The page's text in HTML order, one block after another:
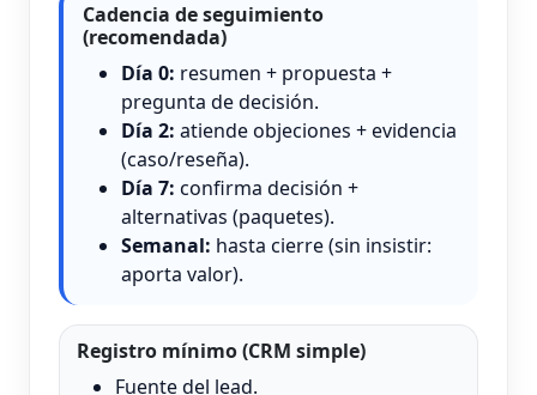
Cadencia de seguimiento
(recomendada)
Día 0: resumen + propuesta +
pregunta de decisión.
Día 2: atiende objeciones + evidencia
(caso/reseña).
Día 7: confirma decisión +
alternativas (paquetes).
Semanal: hasta cierre (sin insistir:
aporta valor).
Registro mínimo (CRM simple)
Fuente del lead.